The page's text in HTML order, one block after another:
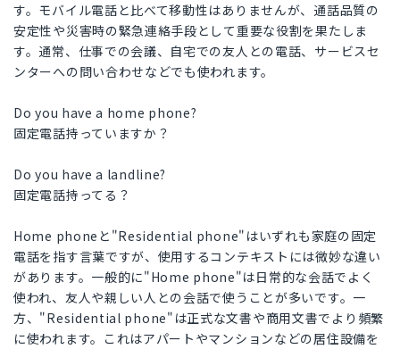
す。モバイル電話と比べて移動性はありませんが、通話品質の
安定性や災害時の緊急連絡手段として重要な役割を果たしま
す。通常、仕事での会議、自宅での友人との電話、サービスセ
ンターへの問い合わせなどでも使われます。
Do you have a home phone?
固定電話持っていますか？
Do you have a landline?
固定電話持ってる？
Home phoneと"Residential phone"はいずれも家庭の固定
電話を指す言葉ですが、使用するコンテキストには微妙な違い
があります。一般的に"Home phone"は日常的な会話でよく
使われ、友人や親しい人との会話で使うことが多いです。一
方、"Residential phone"は正式な文書や商用文書でより頻繁
に使われます。これはアパートやマンションなどの居住設備を